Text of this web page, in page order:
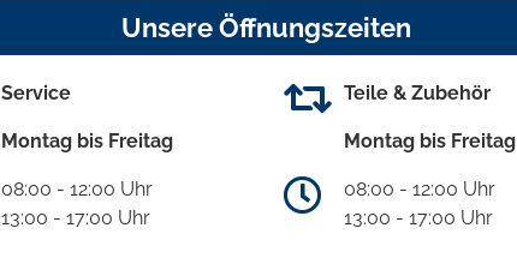
Unsere Öffnungszeiten
Service
Montag bis Freitag
08:00 - 12:00 Uhr
13:00 - 17:00 Uhr
Teile & Zubehör
Montag bis Freitag
08:00 - 12:00 Uhr
13:00 - 17:00 Uhr